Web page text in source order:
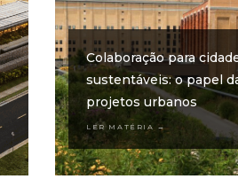
Colaboração para
sustentáveis: o papel
projetos urbanos
LER MATÉRIA →